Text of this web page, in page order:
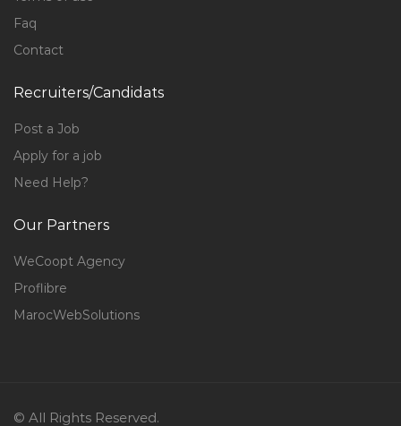
Faq
Contact
Recruiters/Candidats
Post a Job
Apply for a job
Need Help?
Our Partners
WeCoopt Agency
Proflibre
MarocWebSolutions
© All Rights Reserved.